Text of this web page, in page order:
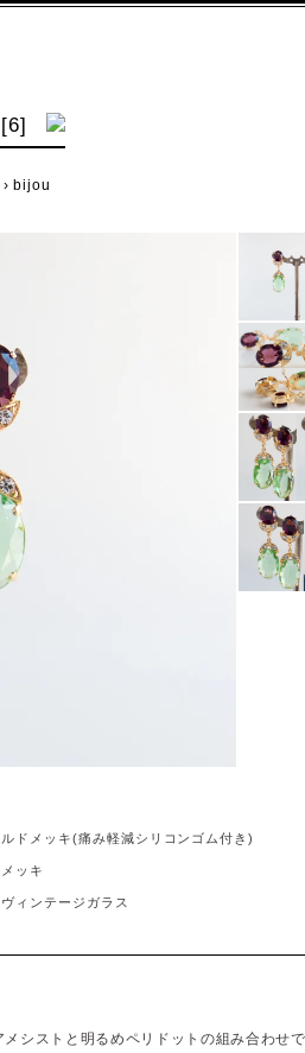
›bijou
ドメッキ(痛み軽減シリコンゴム付き)
ッキ
ィンテージガラス
シストと明るめペリドットの組み合わせ